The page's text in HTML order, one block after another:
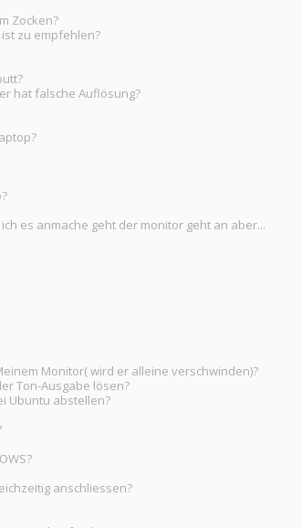
Zocken?
zu empfehlen?
hat falsche Auflösung?
es anmache geht der monitor geht an aber...
Monitor( wird er alleine verschwinden)?
Ton-Ausgabe lösen?
Ubuntu abstellen?
anschliessen?